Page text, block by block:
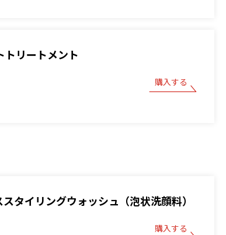
トリートメント
購入する
タイリングウォッシュ（泡状洗顔料）
購入する